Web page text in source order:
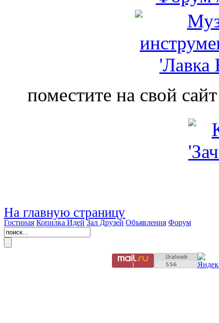
поместите на свой
На главную страницу
Гостиная Копилка Идей Зал Друзей Объявления Форум